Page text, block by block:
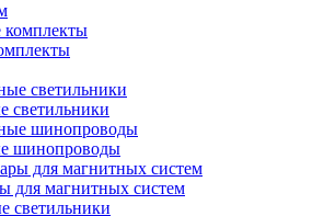
светильники
шинопроводы
для магнитных систем